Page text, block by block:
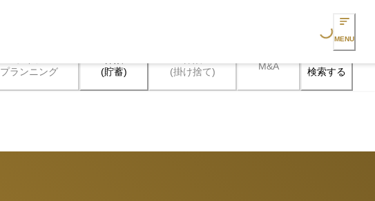
Loading... MENU
プランニング
(貯蓄)
(掛け捨て)
M&A 検索する